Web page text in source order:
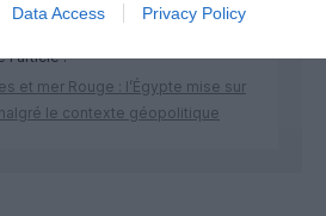
Data Access Privacy Policy
l'article :
et mer Rouge : l’Égypte mise sur
le contexte géopolitique